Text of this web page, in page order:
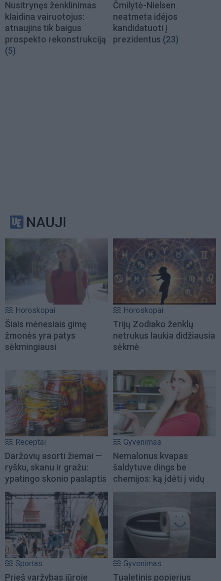
Nusitrynęs ženklinimas
klaidina vairuotojus:
atnaujins tik baigus
prospekto rekonstrukciją
(5)
Čmilytė-Nielsen
neatmeta idėjos
kandidatuoti į
prezidentus (23)
NAUJI
Horoskopai
Šiais mėnesiais gimę
žmonės yra patys
sėkmingiausi
Horoskopai
Trijų Zodiako ženklų
netrukus laukia didžiausia
sėkmė
Receptai
Daržovių asorti žiemai —
ryšku, skanu ir gražu:
ypatingo skonio paslaptis
Gyvenimas
Nemalonus kvapas
šaldytuve dings be
chemijos: ką įdėti į vidų
Sportas
Prieš varžybas jūroje
Gyvenimas
Tualetinis popierius